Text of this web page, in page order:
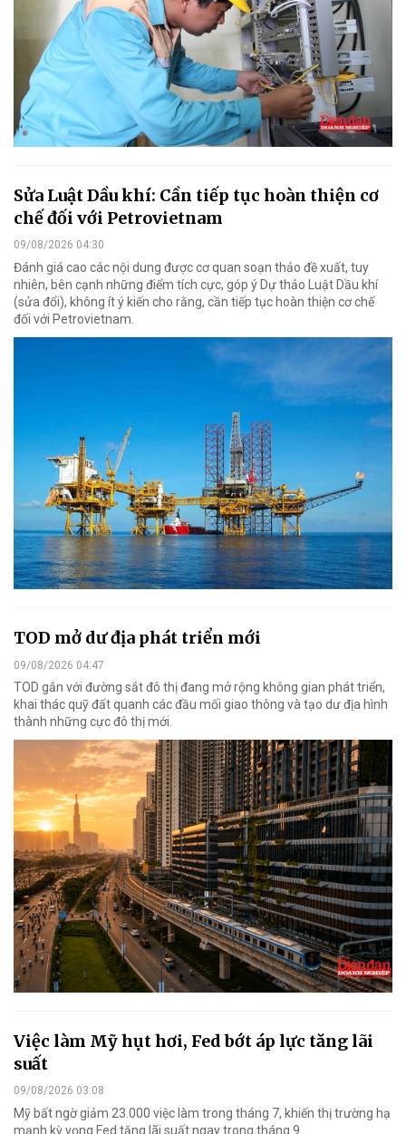
Sửa Luật Dầu khí: Cần tiếp tục hoàn thiện cơ
chế đối với Petrovietnam
09/08/2026 04:30
Đánh giá cao các nội dung được cơ quan soạn thảo đề xuất, tuy
nhiên, bên cạnh những điểm tích cực, góp ý Dự thảo Luật Dầu khí
(sửa đổi), không ít ý kiến cho rằng, cần tiếp tục hoàn thiện cơ chế
đối với Petrovietnam.
TOD mở dư địa phát triển mới
09/08/2026 04:47
TOD gắn với đường sắt đô thị đang mở rộng không gian phát triển,
khai thác quỹ đất quanh các đầu mối giao thông và tạo dư địa hình
thành những cực đô thị mới.
Việc làm Mỹ hụt hơi, Fed bớt áp lực tăng lãi
suất
09/08/2026 03:08
Mỹ bất ngờ giảm 23.000 việc làm trong tháng 7, khiến thị trường hạ
mạnh kỳ vọng Fed tăng lãi suất ngay trong tháng 9.